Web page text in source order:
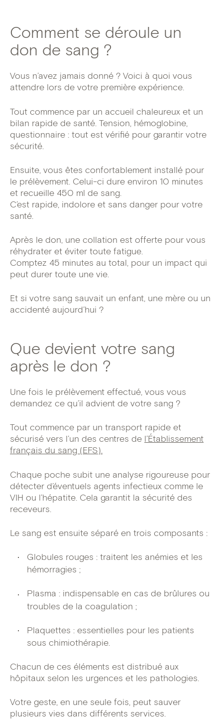
Comment se déroule un
don de sang ?
Vous n’avez jamais donné ? Voici à quoi vous
attendre lors de votre première expérience.
Tout commence par un accueil chaleureux et un
bilan rapide de santé. Tension, hémoglobine,
questionnaire : tout est vérifié pour garantir votre
sécurité.
Ensuite, vous êtes confortablement installé pour
le prélèvement. Celui-ci dure environ 10 minutes
et recueille 450 ml de sang.
C’est rapide, indolore et sans danger pour votre
santé.
Après le don, une collation est offerte pour vous
réhydrater et éviter toute fatigue.
Comptez 45 minutes au total, pour un impact qui
peut durer toute une vie.
Et si votre sang sauvait un enfant, une mère ou un
accidenté aujourd’hui ?
Que devient votre sang
après le don ?
Une fois le prélèvement effectué, vous vous
demandez ce qu’il advient de votre sang ?
Tout commence par un transport rapide et
sécurisé vers l’un des centres de l’Établissement
français du sang (EFS).
Chaque poche subit une analyse rigoureuse pour
détecter d’éventuels agents infectieux comme le
VIH ou l’hépatite. Cela garantit la sécurité des
receveurs.
Le sang est ensuite séparé en trois composants :
Globules rouges : traitent les anémies et les
hémorragies ;
Plasma : indispensable en cas de brûlures ou
troubles de la coagulation ;
Plaquettes : essentielles pour les patients
sous chimiothérapie.
Chacun de ces éléments est distribué aux
hôpitaux selon les urgences et les pathologies.
Votre geste, en une seule fois, peut sauver
plusieurs vies dans différents services.